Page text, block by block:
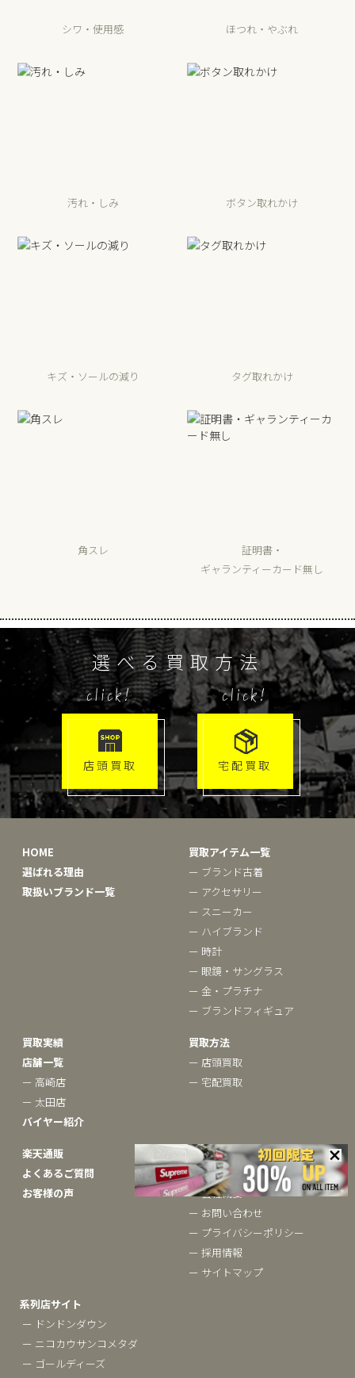
シワ・使用感 ほつれ・やぶれ
汚れ・しみ ボタン取れかけ
キズ・ソールの減り タグ取れかけ
角スレ
証明書・
ギャランティーカード無し
選べる買取方法
click!
店頭買取
click!
宅配買取
HOME
選ばれる理由
取扱いブランド一覧
買取アイテム一覧
ー ブランド古着
ー アクセサリー
ー スニーカー
ー ハイブランド
ー 時計
ー 眼鏡・サングラス
ー 金・プラチナ
ー ブランドフィギュア
買取実績
店舗一覧
ー 高崎店
ー 太田店
バイヤー紹介
買取方法
ー 店頭買取
ー 宅配買取
楽天通販
よくあるご質問
お客様の声
ベクトルについて
ー ブランドコラム
ー 会社概要
ー お問い合わせ
ー プライバシーポリシー
ー 採用情報
ー サイトマップ
系列店サイト
ー ドンドンダウン
ー ニコカウサンコメタダ
ー ゴールディーズ